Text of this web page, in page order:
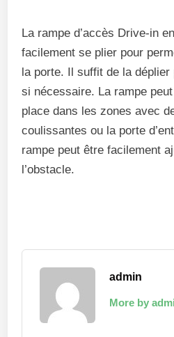
La rampe d’accès Drive-in
facilement se plier pour
la porte. Il suffit de la
si nécessaire. La rampe
place dans les zones avec
coulissantes ou la porte
rampe peut être facilement
l’obstacle.
admin
More by